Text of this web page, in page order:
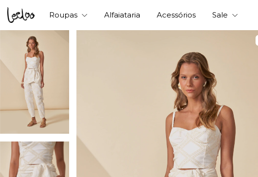
Roupas Alfaiataria Acessórios Sale